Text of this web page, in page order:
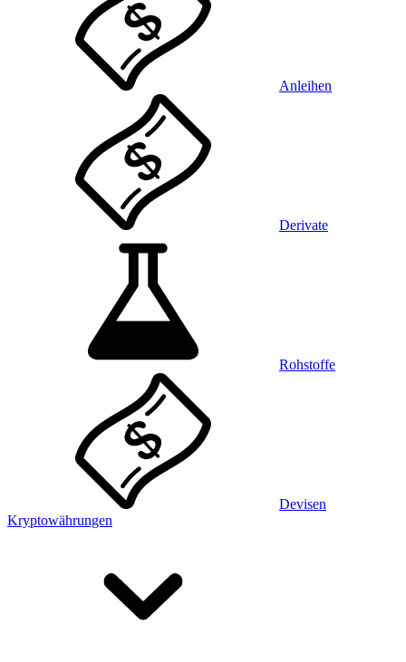
Anleihen
Derivate
Rohstoffe
Devisen
Kryptowährungen